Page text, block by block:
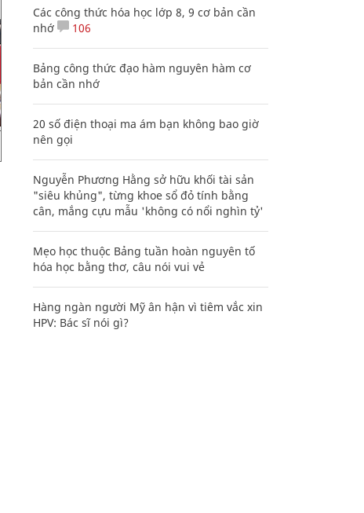
Các công thức hóa học lớp 8, 9 cơ bản cần
nhớ
106
Bảng công thức đạo hàm nguyên hàm cơ
bản cần nhớ
20 số điện thoại ma ám bạn không bao giờ
nên gọi
Nguyễn Phương Hằng sở hữu khối tài sản
"siêu khủng", từng khoe sổ đỏ tính bằng
cân, mắng cựu mẫu 'không có nổi nghìn tỷ'
Mẹo học thuộc Bảng tuần hoàn nguyên tố
hóa học bằng thơ, câu nói vui vẻ
Hàng ngàn người Mỹ ân hận vì tiêm vắc xin
HPV: Bác sĩ nói gì?